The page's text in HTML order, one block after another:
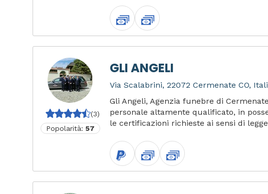
(3)
Popolarità: 57
GLI ANGELI
Via Scalabrini, 22072 Cermenate CO,
Gli Angeli, Agenzia funebre di
personale altamente qualificato, in
le certificazioni richieste ai sensi di